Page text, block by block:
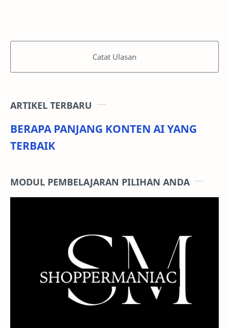
Catat Ulasan
ARTIKEL TERBARU
BERAPA PANJANG KONTEN AI YANG
TERBAIK
MODUL PEMBELAJARAN PILIHAN ANDA